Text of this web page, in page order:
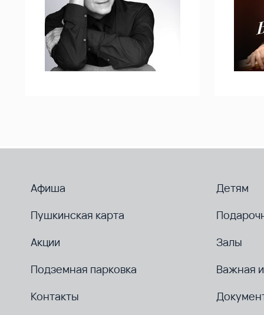
Афиша
Детям
Пушкинская карта
Акции
Залы
Подземная парковка
Важная
Контакты